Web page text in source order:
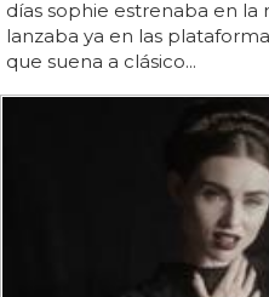
días sophie estrenaba en la
lanzaba ya en las
que suena a clásico...